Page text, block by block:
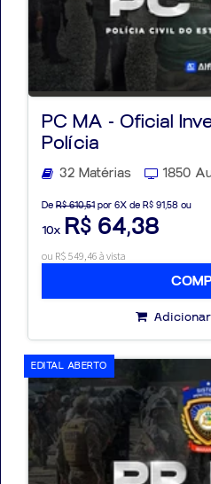
PC MA - Oficial
Polícia
32 Matérias 1850
De R$ 610,51 por 6X de R$ 91,58 ou
10x R$ 64,38
ou R$ 549,46 à vista
EDITAL ABERTO